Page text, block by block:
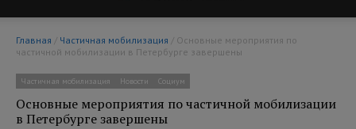
Главная / Частичная мобилизация
частичной мобилизации в Петербурге завершены
Частичная мобилизация Новости Социум
Основные мероприятия по частичной мобилизации
в Петербурге завершены